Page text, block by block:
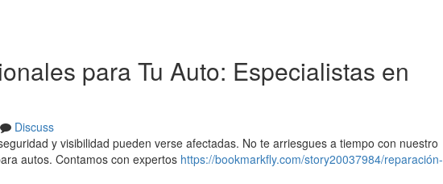
para Tu Auto: Especialistas en
Discuss
y visibilidad pueden verse afectadas. No te arriesgues a tiempo con nuestro
autos. Contamos con expertos https://bookmarkfly.com/story20037984/reparación-